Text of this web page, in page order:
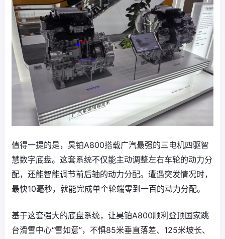
值得一提的是，昊铂A800搭载广汽最强的三电机四驱智
慧数字底盘。这套系统不仅能主动调整左右车轮的动力分
配，还能智能调节前后轴的动力分配。遭遇突发情况时，
最快10毫秒，就能完成单个轮端零到一百的动力分配。
基于这套强大的底盘系统，让昊铂A800顺利登顶国家跳
台滑雪中心“雪如意”，不惧85米垂直落差、125米坡长、